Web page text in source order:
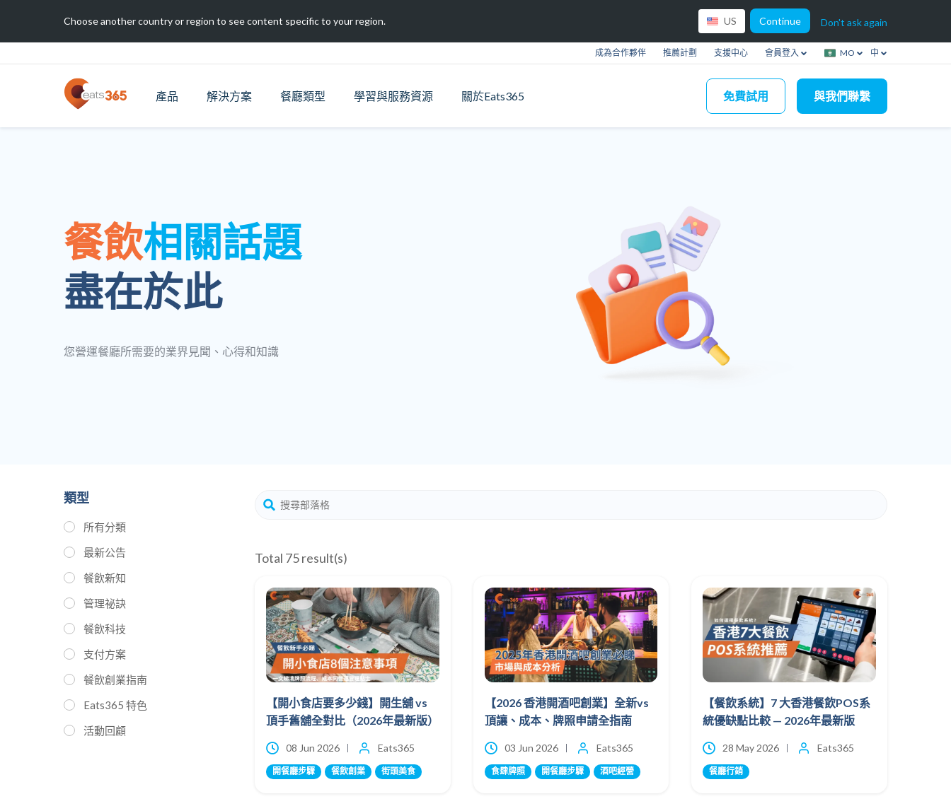
Choose another country or region to see content specific to your region. US Continue Don't ask again
成為合作夥伴 推薦計劃 支援中心 會員登入 MO 中
產品 解決方案 餐廳類型 學習與服務資源 關於Eats365 免費試用 與我們聯繫
餐飲相關話題
盡在於此
您營運餐廳所需要的業界見聞、心得和知識
類型
所有分類
最新公告
餐飲新知
管理祕訣
餐飲科技
支付方案
餐飲創業指南
Eats365 特色
活動回顧
Total 75 result(s)
【開小食店要多少錢】開生舖 vs
頂手舊舖全對比（2026年最新版）
08 Jun 2026 Eats365
開餐廳步驟 餐飲創業 街頭美食
【2026 香港開酒吧創業】全新vs
頂讓、成本、牌照申請全指南
03 Jun 2026 Eats365
食肆牌照 開餐廳步驟 酒吧經營
【餐飲系統】7 大香港餐飲POS系
統優缺點比較 — 2026年最新版
28 May 2026 Eats365
餐廳行銷